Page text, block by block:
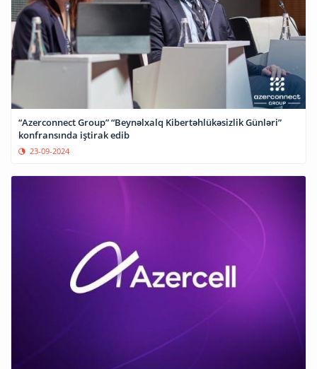
“Azerconnect Group” “Beynəlxalq Kibertəhlükəsizlik Günləri”
konfransında iştirak edib
23-09-2024